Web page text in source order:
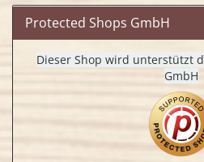
Protected Shops GmbH
Dieser Shop wird unterstützt
GmbH